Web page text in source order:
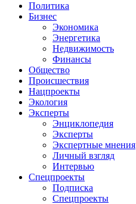
Политика
Бизнес
Экономика
Энергетика
Недвижимость
Финансы
Общество
Происшествия
Нацпроекты
Экология
Эксперты
Энциклопедия
Эксперты
Экспертные мнения
Личный взгляд
Интервью
Спецпроекты
Подписка
Спецпроекты